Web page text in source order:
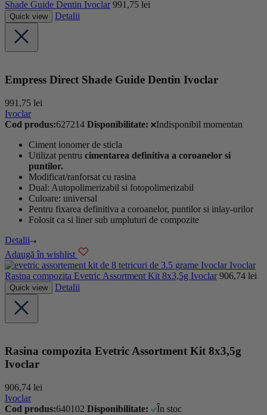
Shade Guide Dentin Ivoclar 991,75 lei
Quick view Detalii
Empress Direct Shade Guide Dentin Ivoclar
991,75 lei
Ivoclar
Cod produs:627214 Disponibilitate:
Indisponibil momentan
Ciment ionomer de sticla
Utilizat pentru cimentarea definitiva a coroanelor si
puntilor.
Modificat/ranforsat cu rasina
Dual: Autopolimerizabil si fotopolimerizabil
Culoare: universal
Pentru fixarea definitiva a coroanelor, puntilor si inlay-urilor
Folosit ca si liner sub umpluturi de compozite
Detalii
Adaugă în wishlist
Ivoclar
Rasina compozita Evetric Assortment Kit 8x3,5g Ivoclar 906,74 lei
Quick view Detalii
Rasina compozita Evetric Assortment Kit 8x3,5g
Ivoclar
906,74 lei
Ivoclar
Cod produs:640102 Disponibilitate:
În stoc